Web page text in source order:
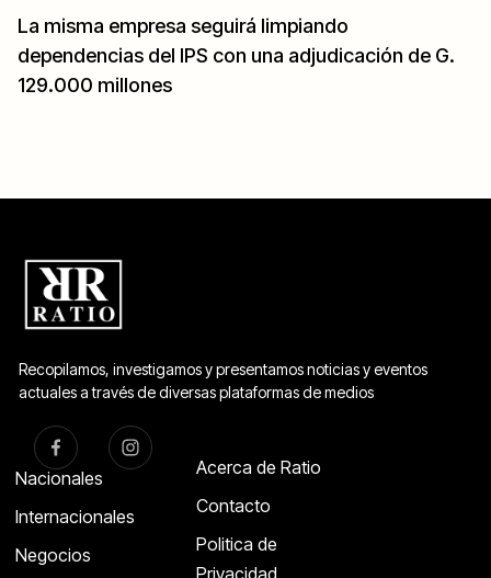
La misma empresa seguirá limpiando
dependencias del IPS con una adjudicación de G.
129.000 millones
Recopilamos, investigamos y presentamos noticias y eventos
actuales a través de diversas plataformas de medios
Nacionales
Internacionales
Negocios
Acerca de Ratio
Contacto
Politica de